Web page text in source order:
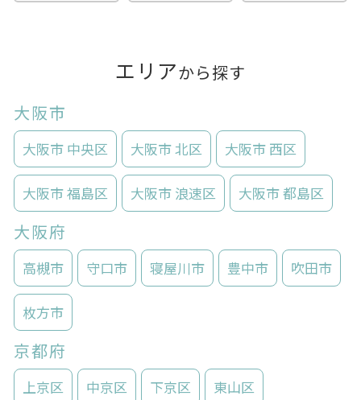
エリアから探す
大阪市
大阪市 中央区 大阪市 北区 大阪市 西区
大阪市 福島区 大阪市 浪速区 大阪市 都島区
大阪府
高槻市 守口市 寝屋川市 豊中市 吹田市
枚方市
京都府
上京区 中京区 下京区 東山区